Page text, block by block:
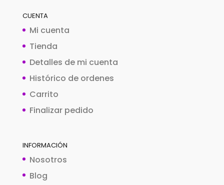
CUENTA
Mi cuenta
Tienda
Detalles de mi cuenta
Histórico de ordenes
Carrito
Finalizar pedido
INFORMACIÓN
Nosotros
Blog